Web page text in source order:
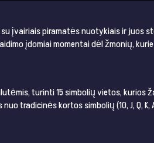
įvairiais piramatės nuotykiais ir juos
įdomiai momentai dėl žmonių,
turinti 15 simbolių vietos,
tradicinės kortos simbolių (10, J, Q,